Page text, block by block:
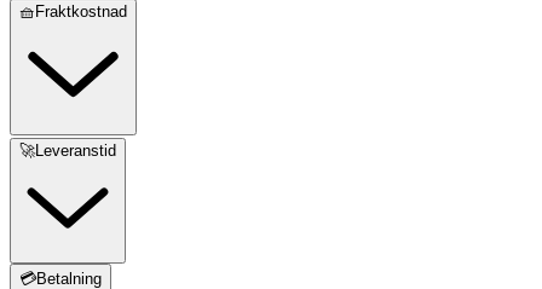
🧺Fraktkostnad
🚀Leveranstid
💳Betalning